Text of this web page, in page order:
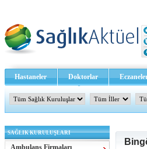
Hastaneler Doktorlar
Sağlık TV - Video İletişim
SAĞLIK KURULUŞLARI
Ambulans Firmaları